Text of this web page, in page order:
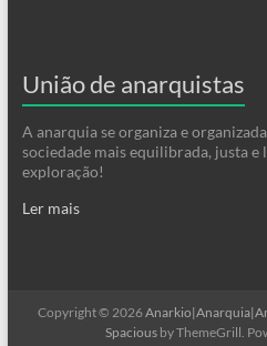
União de anarquistas
A anarquia se organiza e
sociedade mais equilibrada, justa e
exploração!
Ler mais
Copyright © 2026
Spacious by ThemeGrill.